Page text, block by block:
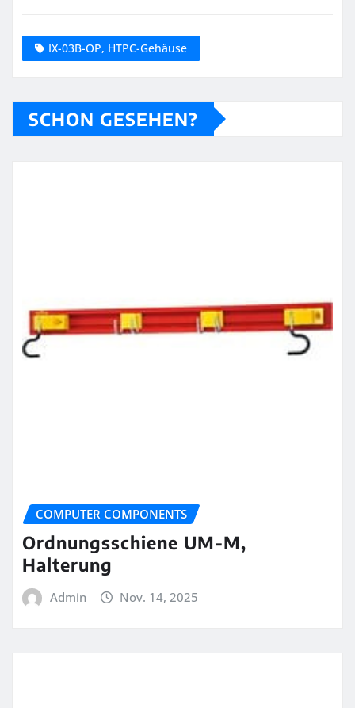
IX-03B-OP, HTPC-Gehäuse
SCHON GESEHEN?
COMPUTER COMPONENTS
Ordnungsschiene UM-M,
Halterung
Admin Nov. 14, 2025